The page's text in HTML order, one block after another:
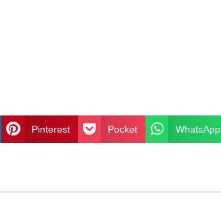
Pinterest Pocket WhatsApp